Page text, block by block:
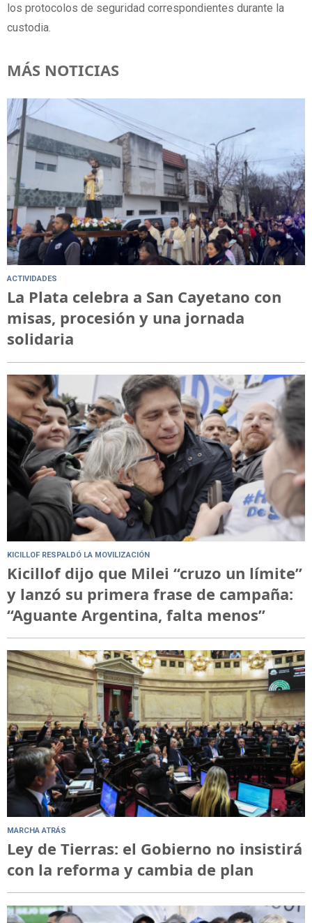
los protocolos de seguridad correspondientes durante la
custodia.
MÁS NOTICIAS
ACTIVIDADES
La Plata celebra a San Cayetano con
misas, procesión y una jornada
solidaria
KICILLOF RESPALDÓ LA MOVILIZACIÓN
Kicillof dijo que Milei “cruzo un límite”
y lanzó su primera frase de campaña:
“Aguante Argentina, falta menos”
MARCHA ATRÁS
Ley de Tierras: el Gobierno no insistirá
con la reforma y cambia de plan